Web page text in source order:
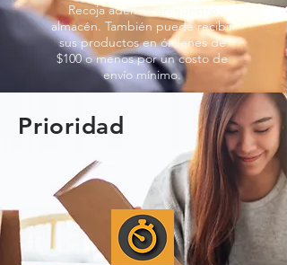
Recoja además en nuestro
almacén. También puede recibir
sus productos en órdenes de
$100 o menos por un costo de
envío mínimo.
Prioridad